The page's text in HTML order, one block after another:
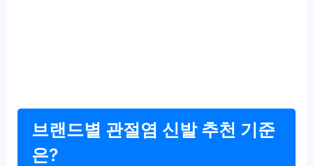
브랜드별 관절염 신발 추천 기준
은?